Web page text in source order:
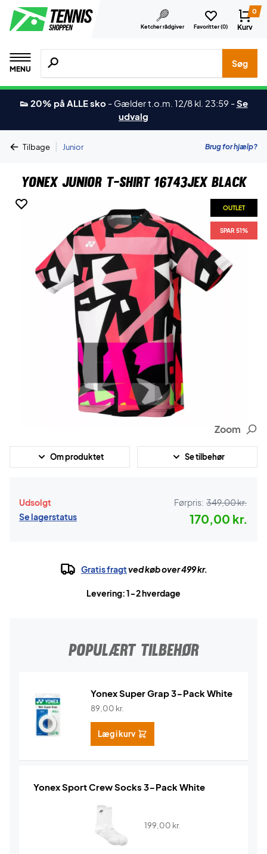
Ketcher rådgiver Favoritter (0)
0
Kurv
MENU
Søg efter produkter, mærker etc.
Søg
👟 20% på ALLE sko - Gælder t.o.m. 12/8 kl. 23:59 -Se
udvalg
Tilbage | Junior Brug for hjælp?
Yonex Junior T-shirt 16743JEX Black
OUTLET
SPAR 51%
Zoom
Om produktet Se tilbehør
Udsolgt
Se lagerstatus
Førpris: 349,00 kr.
170,00 kr.
Gratis fragtved køb over 499 kr.
Levering: 1-2 hverdage
POPULÆRT TILBEHØR
Yonex Super Grap 3-Pack White
89,00 kr.
Læg i kurv
Yonex Sport Crew Socks 3-Pack White
199,00 kr.